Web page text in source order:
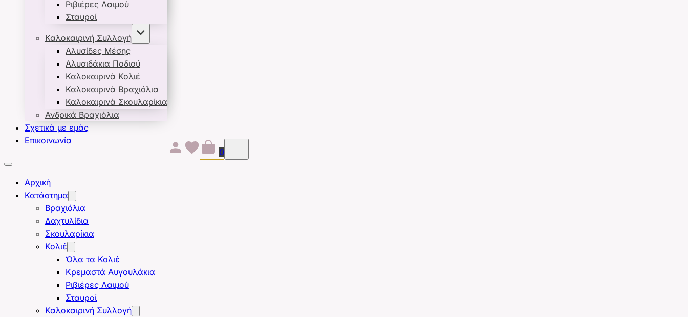
Ριβιέρες Λαιμού
Σταυροί
Καλοκαιρινή Συλλογή
Αλυσίδες Μέσης
Αλυσιδάκια Ποδιού
Καλοκαιρινά Κολιέ
Καλοκαιρινά Βραχιόλια
Καλοκαιρινά Σκουλαρίκια
Ανδρικά Βραχιόλια
Σχετικά με εμάς
Επικοινωνία
Αρχική
Κατάστημα
Βραχιόλια
Δαχτυλίδια
Σκουλαρίκια
Κολιέ
Όλα τα Κολιέ
Κρεμαστά Αυγουλάκια
Ριβιέρες Λαιμού
Σταυροί
Καλοκαιρινή Συλλογή
0